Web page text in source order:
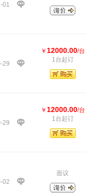
01
29
￥ 12000.00/台
1台起订
29
￥ 12000.00/台
1台起订
02
面议